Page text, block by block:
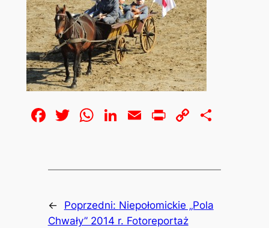
Facebook
Twitter
WhatsApp
LinkedIn
EmailPrintCopy
← Poprzedni: Niepołomickie „Pola
Chwały” 2014 r. Fotoreportaż